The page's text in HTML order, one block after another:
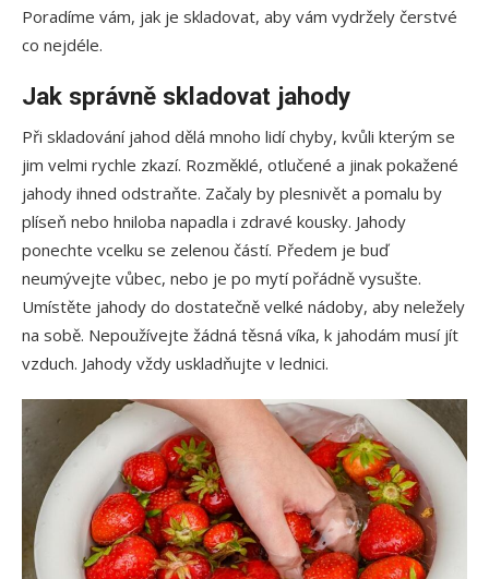
Poradíme vám, jak je skladovat, aby vám vydržely čerstvé
co nejdéle.
Jak správně skladovat jahody
Při skladování jahod dělá mnoho lidí chyby, kvůli kterým se
jim velmi rychle zkazí. Rozměklé, otlučené a jinak pokažené
jahody ihned odstraňte. Začaly by plesnivět a pomalu by
plíseň nebo hniloba napadla i zdravé kousky. Jahody
ponechte vcelku se zelenou částí. Předem je buď
neumývejte vůbec, nebo je po mytí pořádně vysušte.
Umístěte jahody do dostatečně velké nádoby, aby neležely
na sobě. Nepoužívejte žádná těsná víka, k jahodám musí jít
vzduch. Jahody vždy uskladňujte v lednici.